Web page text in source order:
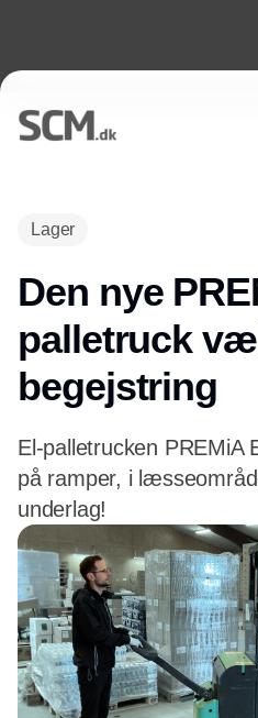
Lager
Den nye
palletruck
begejstring
El-palletrucken PREMiA
på ramper, i
underlag!